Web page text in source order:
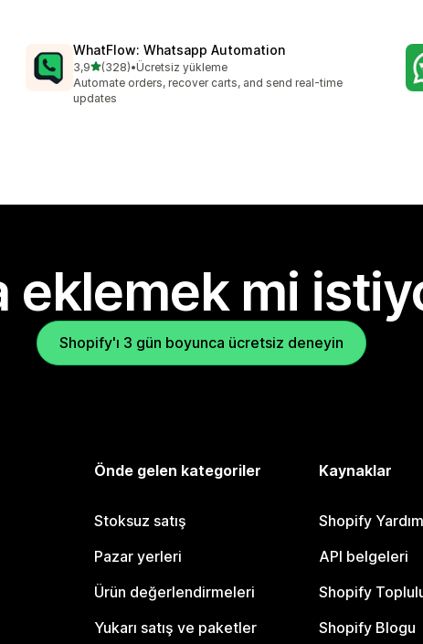
WhatFlow: Whatsapp Automation
3,95 yıldız üzerinden
(328)
toplam 328 değerlendirme
•Ücretsiz yükleme
Automate orders, recover carts, and send real-time
updates
eklemek mi
Shopify'ı 3 gün boyunca ücretsiz deneyin
Önde gelen kategoriler
Stoksuz satış
Pazar yerleri
Ürün değerlendirmeleri
Yukarı satış ve paketler
Kaynaklar
Shopify
API belgeleri
Shopify
Shopify Blogu